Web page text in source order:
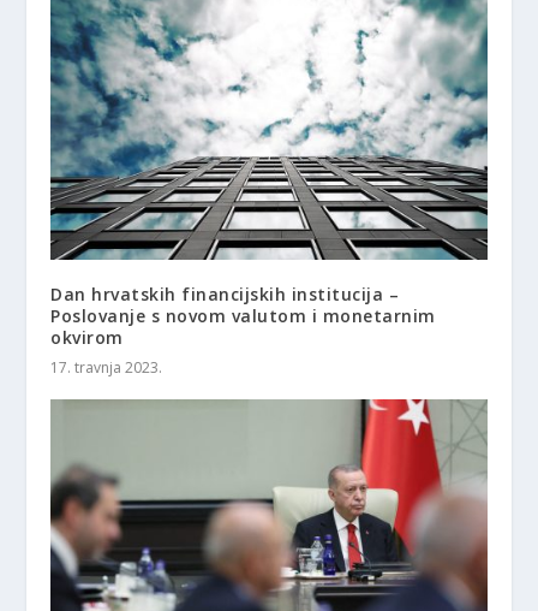
Dan hrvatskih financijskih institucija –
Poslovanje s novom valutom i monetarnim
okvirom
17. travnja 2023.